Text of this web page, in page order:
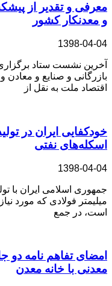
معرفی و تقدیر از
و معدنکار کشور
1398-04-04
آخرین نشست ستاد
بازرگانی و صنایع و
اقتصاد ملت به نقل از
خودکفایی ایران در
اسکله‌های نفتی
1398-04-04
میلیمتر فولادی که مورد
است، در جمع
امضای تفاهم نامه دو
معدنی با خانه معدن